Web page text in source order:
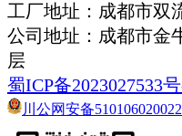
工厂地址：成都市双
公司地址： 成都市金
层
蜀ICP备2023027533
川公网安备